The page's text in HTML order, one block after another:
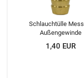
Schlauchtülle
Außengewinde
1,40 EUR